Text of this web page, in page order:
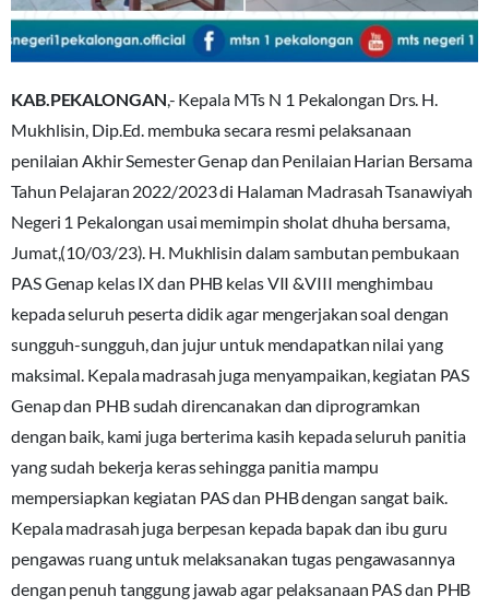
KAB.PEKALONGAN,- Kepala MTs N 1 Pekalongan Drs. H.
Mukhlisin, Dip.Ed. membuka secara resmi pelaksanaan
penilaian Akhir Semester Genap dan Penilaian Harian Bersama
Tahun Pelajaran 2022/2023 di Halaman Madrasah Tsanawiyah
Negeri 1 Pekalongan usai memimpin sholat dhuha bersama,
Jumat,(10/03/23). H. Mukhlisin dalam sambutan pembukaan
PAS Genap kelas IX dan PHB kelas VII &VIII menghimbau
kepada seluruh peserta didik agar mengerjakan soal dengan
sungguh-sungguh, dan jujur untuk mendapatkan nilai yang
maksimal. Kepala madrasah juga menyampaikan, kegiatan PAS
Genap dan PHB sudah direncanakan dan diprogramkan
dengan baik, kami juga berterima kasih kepada seluruh panitia
yang sudah bekerja keras sehingga panitia mampu
mempersiapkan kegiatan PAS dan PHB dengan sangat baik.
Kepala madrasah juga berpesan kepada bapak dan ibu guru
pengawas ruang untuk melaksanakan tugas pengawasannya
dengan penuh tanggung jawab agar pelaksanaan PAS dan PHB